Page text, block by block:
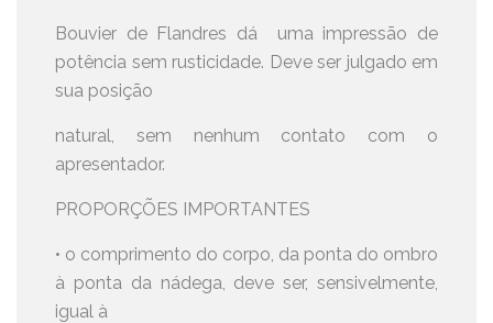
Bouvier de Flandres dá uma impressão de
potência sem rusticidade. Deve ser julgado em
sua posição
natural, sem nenhum contato com o
apresentador.
PROPORÇÕES IMPORTANTES
• o comprimento do corpo, da ponta do ombro
à ponta da nádega, deve ser, sensivelmente,
igual à